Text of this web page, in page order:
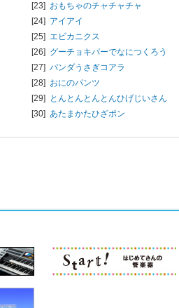
[23] おもちゃのチャチャチャ
[24] アイアイ
[25] エビカニクス
[26] グーチョキパーでなにつくろう
[27] パンダうさぎコアラ
[28] おにのパンツ
[29]
とんとんとんとんひげじいさん
[30] あたまかたひざポン